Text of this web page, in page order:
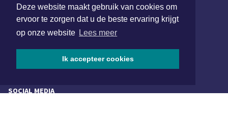
Deze website maakt gebruik van cookies om
ervoor te zorgen dat u de beste ervaring krijgt
op onze website Lees meer
Ik accepteer cookies
Hoofdvestiging:
van Benthuizenlaan 1
redactie@xyto.nl
www.xyto.nl
SOCIAL MEDIA